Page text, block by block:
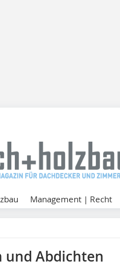
Management | Recht
und Abdichten